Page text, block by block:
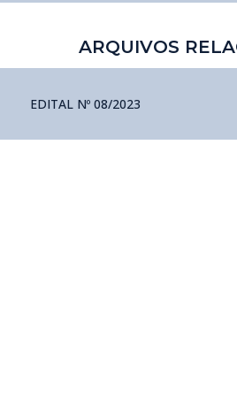
ARQUIVOS
EDITAL Nº 08/2023